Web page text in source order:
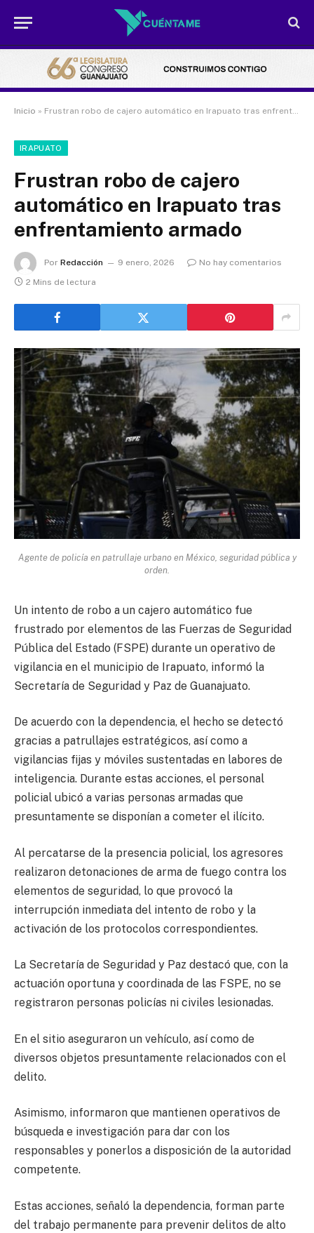
Inicio » Frustran robo de cajero automático en Irapuato tras enfrentamiento armado
IRAPUATO
Frustran robo de cajero
automático en Irapuato tras
enfrentamiento armado
Por Redacción 9 enero, 2026
No hay comentarios
2 Mins de lectura
Agente de policía en patrullaje urbano en México, seguridad pública y
orden.
Un intento de robo a un cajero automático fue
frustrado por elementos de las Fuerzas de Seguridad
Pública del Estado (FSPE) durante un operativo de
vigilancia en el municipio de Irapuato, informó la
Secretaría de Seguridad y Paz de Guanajuato.
De acuerdo con la dependencia, el hecho se detectó
gracias a patrullajes estratégicos, así como a
vigilancias fijas y móviles sustentadas en labores de
inteligencia. Durante estas acciones, el personal
policial ubicó a varias personas armadas que
presuntamente se disponían a cometer el ilícito.
Al percatarse de la presencia policial, los agresores
realizaron detonaciones de arma de fuego contra los
elementos de seguridad, lo que provocó la
interrupción inmediata del intento de robo y la
activación de los protocolos correspondientes.
La Secretaría de Seguridad y Paz destacó que, con la
actuación oportuna y coordinada de las FSPE, no se
registraron personas policías ni civiles lesionadas.
En el sitio aseguraron un vehículo, así como de
diversos objetos presuntamente relacionados con el
delito.
Asimismo, informaron que mantienen operativos de
búsqueda e investigación para dar con los
responsables y ponerlos a disposición de la autoridad
competente.
Estas acciones, señaló la dependencia, forman parte
del trabajo permanente para prevenir delitos de alto